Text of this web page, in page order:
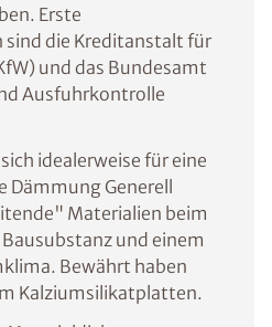
Erste
die Kreditanstalt für
und das Bundesamt
Ausfuhrkontrolle
idealerweise für eine
Generell
Materialien beim
und einem
Bewährt haben
Kalziumsilikatplatten.